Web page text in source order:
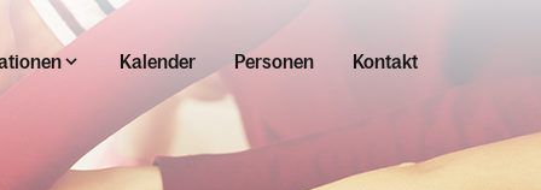
Kalender Personen Kontakt